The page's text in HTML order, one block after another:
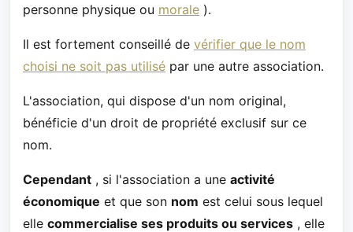
personne physique ou morale ).
Il est fortement conseillé de vérifier que le nom
choisi ne soit pas utilisé par une autre association.
L'association, qui dispose d'un nom original,
bénéficie d'un droit de propriété exclusif sur ce
nom.
Cependant , si l'association a une activité
économique et que son nom est celui sous lequel
elle commercialise ses produits ou services , elle